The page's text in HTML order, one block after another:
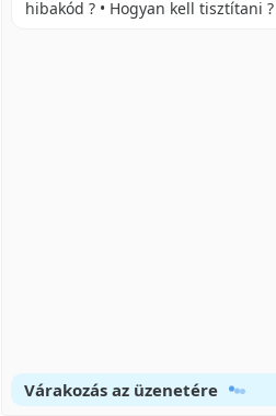
H A VIZKÓTELENÍTO RENDSZER
hibakód ? • Hogyan kell tisztítani ?
Várakozás az üzenetére